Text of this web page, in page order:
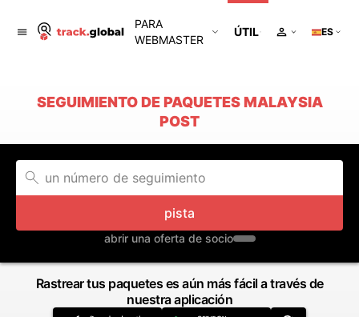
PARA
WEBMASTER
ÚTIL ES
SEGUIMIENTO DE PAQUETES MALAYSIA
POST
pista
abrir una oferta de socio
Rastrear tus paquetes es aún más fácil a través de
nuestra aplicación